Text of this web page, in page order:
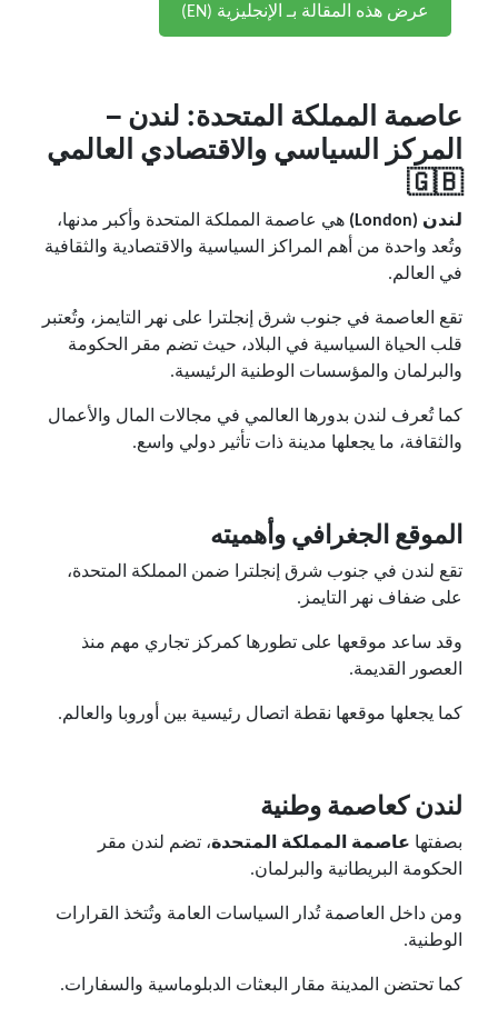
عرض هذه المقالة بـ الإنجليزية (EN)
عاصمة المملكة المتحدة: لندن –
المركز السياسي والاقتصادي العالمي
🇬🇧
لندن (London)
هي عاصمة المملكة المتحدة وأكبر مدنها،
وتُعد واحدة من أهم المراكز السياسية والاقتصادية والثقافية
في العالم.
تقع العاصمة في جنوب شرق إنجلترا على نهر التايمز، وتُعتبر
قلب الحياة السياسية في البلاد، حيث تضم مقر الحكومة
والبرلمان والمؤسسات الوطنية الرئيسية.
كما تُعرف لندن بدورها العالمي في مجالات المال والأعمال
والثقافة، ما يجعلها مدينة ذات تأثير دولي واسع.
الموقع الجغرافي وأهميته
تقع لندن في جنوب شرق إنجلترا ضمن المملكة المتحدة،
على ضفاف نهر التايمز.
وقد ساعد موقعها على تطورها كمركز تجاري مهم منذ
العصور القديمة.
كما يجعلها موقعها نقطة اتصال رئيسية بين أوروبا والعالم.
لندن كعاصمة وطنية
بصفتها عاصمة المملكة المتحدة، تضم لندن مقر
الحكومة البريطانية والبرلمان.
ومن داخل العاصمة تُدار السياسات العامة وتُتخذ القرارات
الوطنية.
كما تحتضن المدينة مقار البعثات الدبلوماسية والسفارات.